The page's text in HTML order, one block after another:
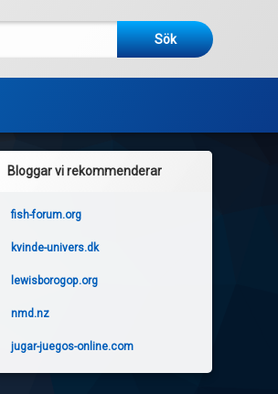
Bloggar vi rekommenderar
fish-forum.org
kvinde-univers.dk
lewisborogop.org
nmd.nz
jugar-juegos-online.com